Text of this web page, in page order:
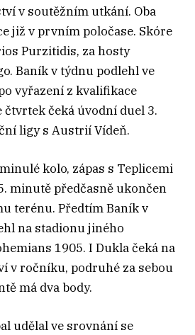
v soutěžním utkání. Oba
již v prvním poločase. Skóre
Purzitidis, za hosty
Baník v týdnu podlehl ve
vyřazení z kvalifikace
čtvrtek čeká úvodní duel 3.
ligy s Austrií Vídeň.
kolo, zápas s Teplicemi
minutě předčasně ukončen
terénu. Předtím Baník v
na stadionu jiného
1905. I Dukla čeká na
v ročníku, podruhé za sebou
má dva body.
udělal ve srovnání se